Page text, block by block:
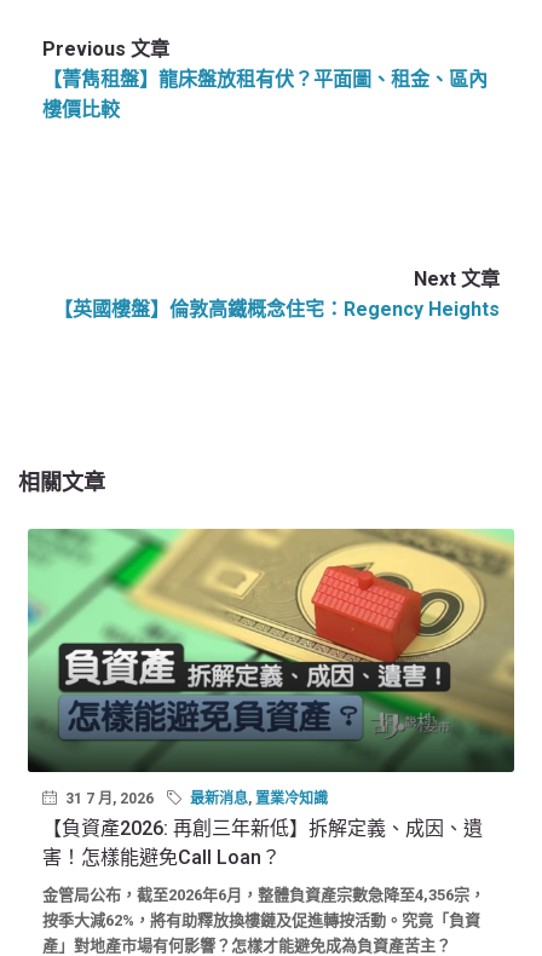
Previous 文章
【菁雋租盤】龍床盤放租有伏？平面圖、租金、區內
樓價比較
Next 文章
【英國樓盤】倫敦高鐵概念住宅：Regency Heights
相關文章
31 7 月, 2026 最新消息, 置業冷知識
【負資產2026: 再創三年新低】拆解定義、成因、遺
害！怎樣能避免Call Loan？
金管局公布，截至2026年6月，整體負資產宗數急降至4,356宗，
按季大減62%，將有助釋放換樓鏈及促進轉按活動。究竟「負資
產」對地產市場有何影響？怎樣才能避免成為負資產苦主？